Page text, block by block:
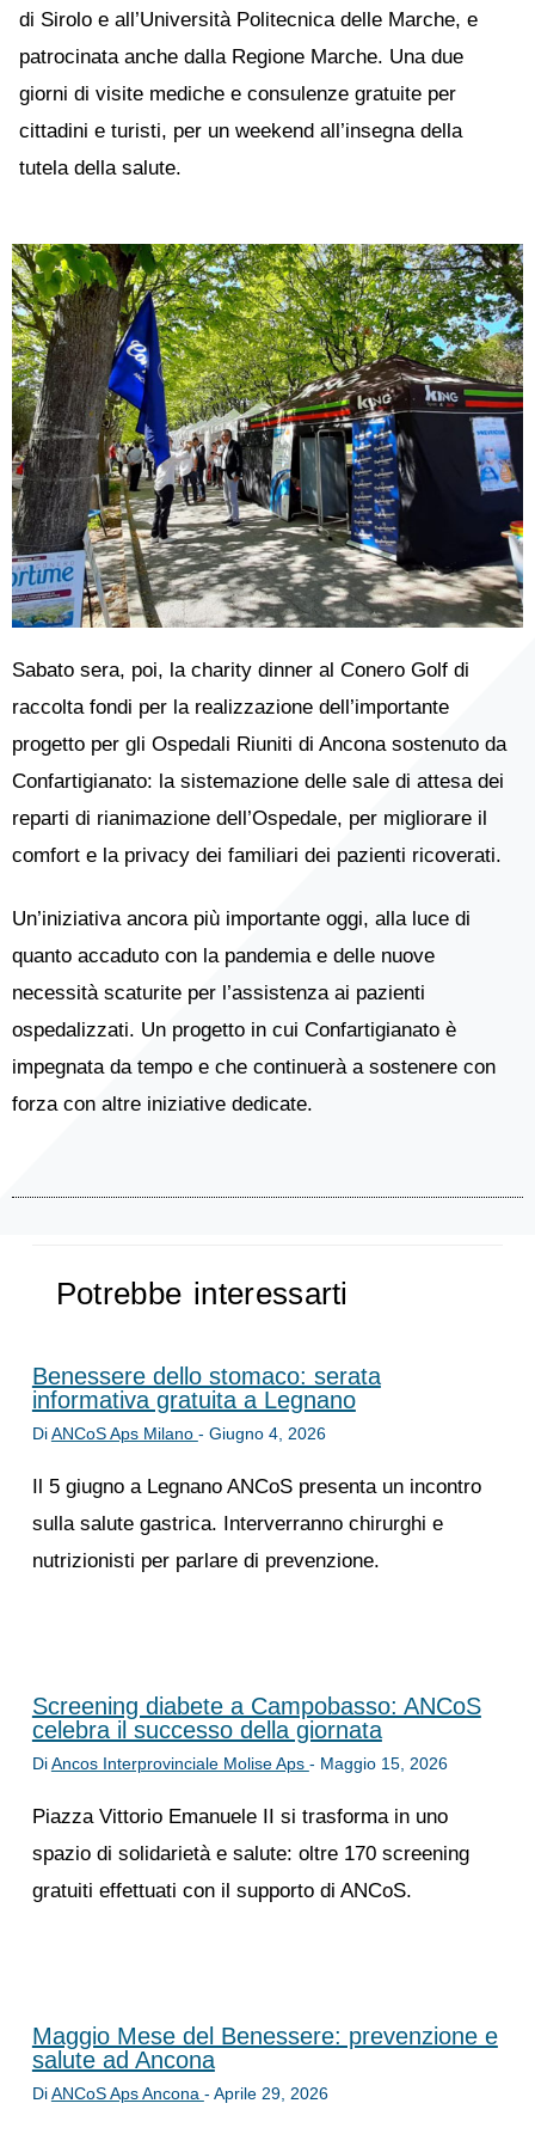
di Sirolo e all’Università Politecnica delle Marche, e
patrocinata anche dalla Regione Marche. Una due
giorni di visite mediche e consulenze gratuite per
cittadini e turisti, per un weekend all’insegna della
tutela della salute.
Sabato sera, poi, la charity dinner al Conero Golf di
raccolta fondi per la realizzazione dell’importante
progetto per gli Ospedali Riuniti di Ancona sostenuto da
Confartigianato: la sistemazione delle sale di attesa dei
reparti di rianimazione dell’Ospedale, per migliorare il
comfort e la privacy dei familiari dei pazienti ricoverati.
Un’iniziativa ancora più importante oggi, alla luce di
quanto accaduto con la pandemia e delle nuove
necessità scaturite per l’assistenza ai pazienti
ospedalizzati. Un progetto in cui Confartigianato è
impegnata da tempo e che continuerà a sostenere con
forza con altre iniziative dedicate.
Potrebbe interessarti
Benessere dello stomaco: serata
informativa gratuita a Legnano
DiANCoS Aps Milano - Giugno 4, 2026
Il 5 giugno a Legnano ANCoS presenta un incontro
sulla salute gastrica. Interverranno chirurghi e
nutrizionisti per parlare di prevenzione.
Screening diabete a Campobasso: ANCoS
celebra il successo della giornata
DiAncos Interprovinciale Molise Aps - Maggio 15, 2026
Piazza Vittorio Emanuele II si trasforma in uno
spazio di solidarietà e salute: oltre 170 screening
gratuiti effettuati con il supporto di ANCoS.
Maggio Mese del Benessere: prevenzione e
salute ad Ancona
DiANCoS Aps Ancona - Aprile 29, 2026